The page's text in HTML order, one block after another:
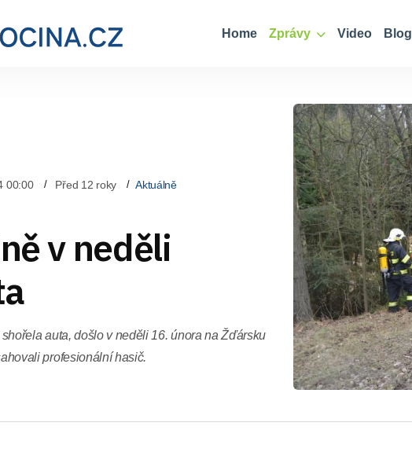
Home Zprávy Video Blog
00:00 Před 12 roky Aktuálně
v neděli
auta, došlo v neděli 16. února na Žďársku
profesionální hasič.